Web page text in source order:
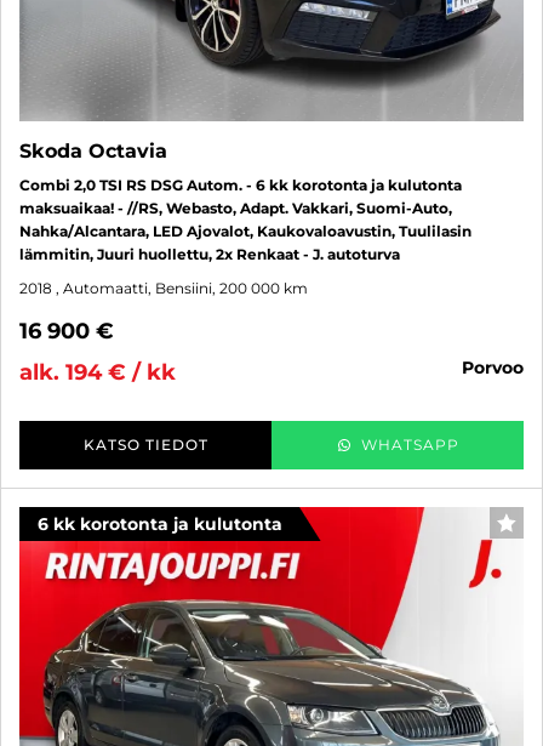
Skoda Octavia
Combi 2,0 TSI RS DSG Autom. - 6 kk korotonta ja kulutonta
maksuaikaa! - //RS, Webasto, Adapt. Vakkari, Suomi-Auto,
Nahka/Alcantara, LED Ajovalot, Kaukovaloavustin, Tuulilasin
lämmitin, Juuri huollettu, 2x Renkaat - J. autoturva
2018 , Automaatti, Bensiini, 200 000 km
16 900 €
alk. 194 € / kk
porvoo
KATSO TIEDOT WHATSAPP
6 kk korotonta ja kulutonta